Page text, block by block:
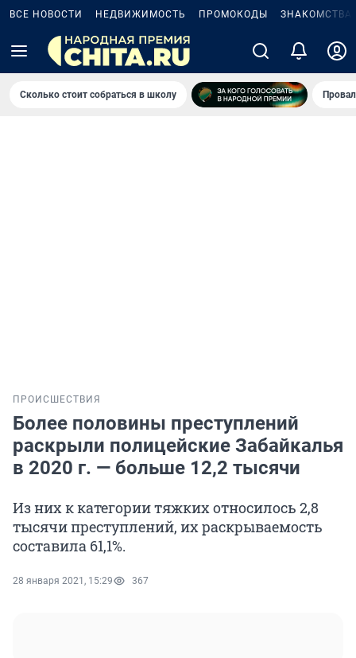
ВСЕ НОВОСТИ НЕДВИЖИМОСТЬ ПРОМОКОДЫ ЗНАКОМСТВА
Сколько стоит собраться в школу
ПРОИСШЕСТВИЯ
Более половины преступлений
раскрыли полицейские Забайкалья
в 2020 г. — больше 12,2 тысячи
Из них к категории тяжких относилось 2,8
тысячи преступлений, их раскрываемость
составила 61,1%.
28 января 2021, 15:29 367